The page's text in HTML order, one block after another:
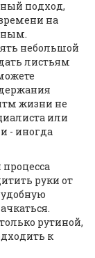
подход,
на
небольшой
листьям
жизни не
или
- иногда
процесса
руки от
рутиной,
к